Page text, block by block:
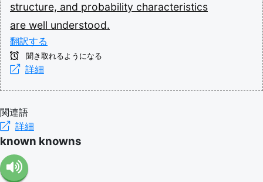
structure, and probability characteristics
are well understood.
翻訳する
聞き取れるようになる
詳細
関連語
詳細
known knowns